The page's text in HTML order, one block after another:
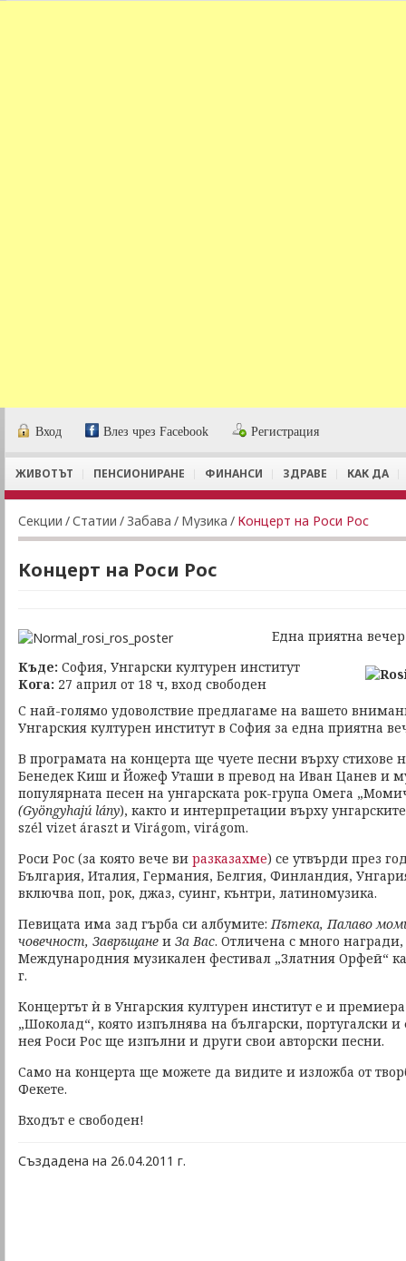
Вход Влез чрез Facebook Регистрация
ЖИВОТЪТ ПЕНСИОНИРАНЕ ФИНАНСИ ЗДРАВЕ КАК ДА
Секции /Статии / Забава / Музика / Концерт на Роси Рос
Концерт на Роси Рос
Една приятна
Къде: София, Унгарски културен институт
Кога: 27 април от 18 ч, вход свободен
С най-голямо удоволствие предлагаме на вашето
Унгарския културен институт в София за една приятна
В програмата на концерта ще чуете песни върху стихове
Бенедек Киш и Йожеф Уташи в превод на Иван Цанев и
популярната песен на унгарската рок-група Омега
(Gyöngyhajú lány), както и интерпретации върху
szél vizet áraszt и Virágom, virágom.
Роси Рос (за която вече ви разказахме) се утвърди през
България, Италия, Германия, Белгия, Финландия,
включва поп, рок, джаз, суинг, кънтри, латиномузика.
Певицата има зад гърба си албумите:Пътека, Палаво
човечност, Завръщане и За Вас. Отличена с много награди,
Международния музикален фестивал „Златния Орфей“
г.
Концертът ѝ в Унгарския културен институт е и
„Шоколад“, която изпълнява на български, португалски
нея Роси Рос ще изпълни и други свои авторски песни.
Само на концерта ще можете да видите и изложба от
Фекете.
Входът е свободен!
Създадена на 26.04.2011 г.